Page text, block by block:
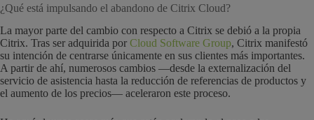
¿Qué está impulsando el abandono de Citrix Cloud?
La mayor parte del cambio con respecto a Citrix se debió a la propia
Citrix. Tras ser adquirida por Cloud Software Group, Citrix manifestó
su intención de centrarse únicamente en sus clientes más importantes.
A partir de ahí, numerosos cambios —desde la externalización del
servicio de asistencia hasta la reducción de referencias de productos y
el aumento de los precios— aceleraron este proceso.